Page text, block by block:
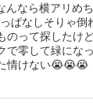
んなら横アリめ
ぱなしそりゃ倒
のって探したけ
で零して緑にな
情けない😭😭😭